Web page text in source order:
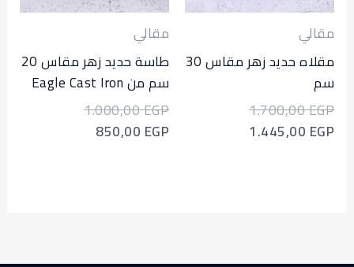
مقلاه حديد زهر مقاس 30
1.700,00
1.445,00
طاسة حديد زهر مقاس 20
سم من Eagle Cast Iron
1.000,00
850,00